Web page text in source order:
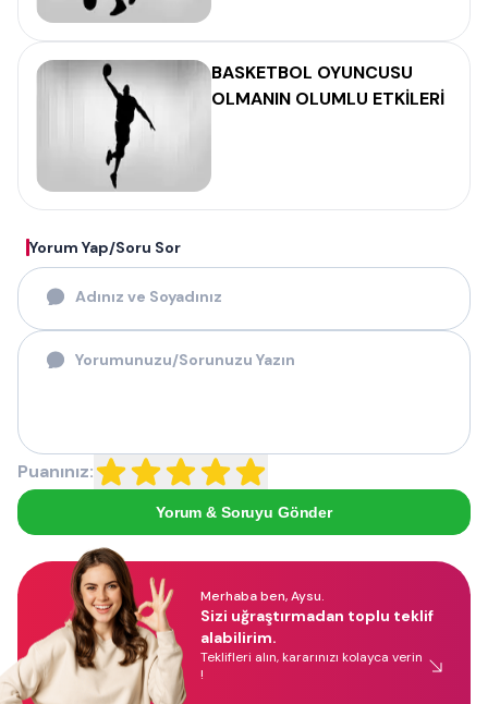
BASKETBOL OYUNCUSU
OLMANIN OLUMLU ETKİLERİ
Yorum Yap/Soru Sor
Puanınız:
Yorum & Soruyu Gönder
Merhaba ben, Aysu.
Sizi uğraştırmadan toplu teklif
alabilirim.
Teklifleri alın, kararınızı kolayca verin
!